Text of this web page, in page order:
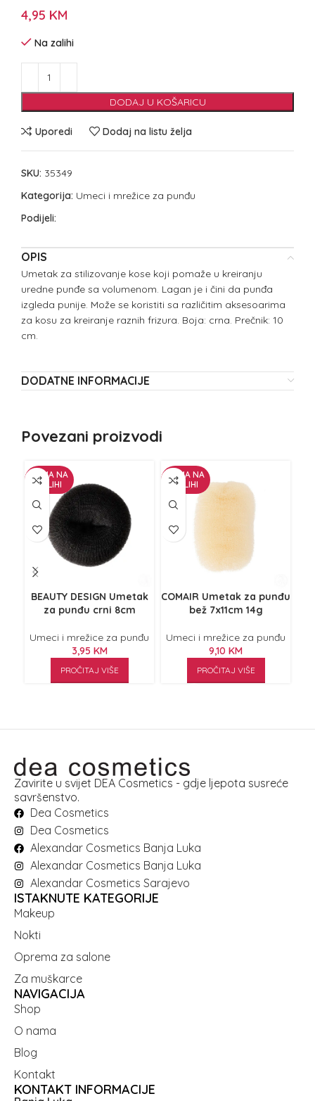
4,95 KM
Na zalihi
DODAJ U KOŠARICU
Uporedi Dodaj na listu želja
SKU: 35349
Kategorija: Umeci i mrežice za punđu
Podijeli:
OPIS
Umetak za stilizovanje kose koji pomaže u kreiranju
uredne punđe sa volumenom. Lagan je i čini da punđa
izgleda punije. Može se koristiti sa različitim aksesoarima
za kosu za kreiranje raznih frizura. Boja: crna. Prečnik: 10
cm.
DODATNE INFORMACIJE
Povezani proizvodi
NEMA NA
ZALIHI
BEAUTY DESIGN Umetak
za punđu crni 8cm
Umeci i mrežice za punđu
3,95 KM
PROČITAJ VIŠE
NEMA NA
ZALIHI
COMAIR Umetak za punđu
bež 7x11cm 14g
Umeci i mrežice za punđu
9,10 KM
PROČITAJ VIŠE
Zavirite u svijet DEA Cosmetics - gdje ljepota susreće
savršenstvo.
Dea Cosmetics
Dea Cosmetics
Alexandar Cosmetics Banja Luka
Alexandar Cosmetics Banja Luka
Alexandar Cosmetics Sarajevo
ISTAKNUTE KATEGORIJE
Makeup
Nokti
Oprema za salone
Za muškarce
NAVIGACIJA
Shop
O nama
Blog
Kontakt
KONTAKT INFORMACIJE